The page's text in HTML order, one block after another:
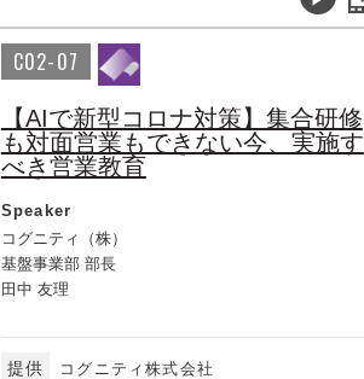
C02-07
【AIで新型コロナ対策】集合研修
も対面営業もできない今、実施す
べき営業教育
Speaker
コグニティ（株）
基盤事業部 部長
田中 友理
提供 コグニティ株式会社